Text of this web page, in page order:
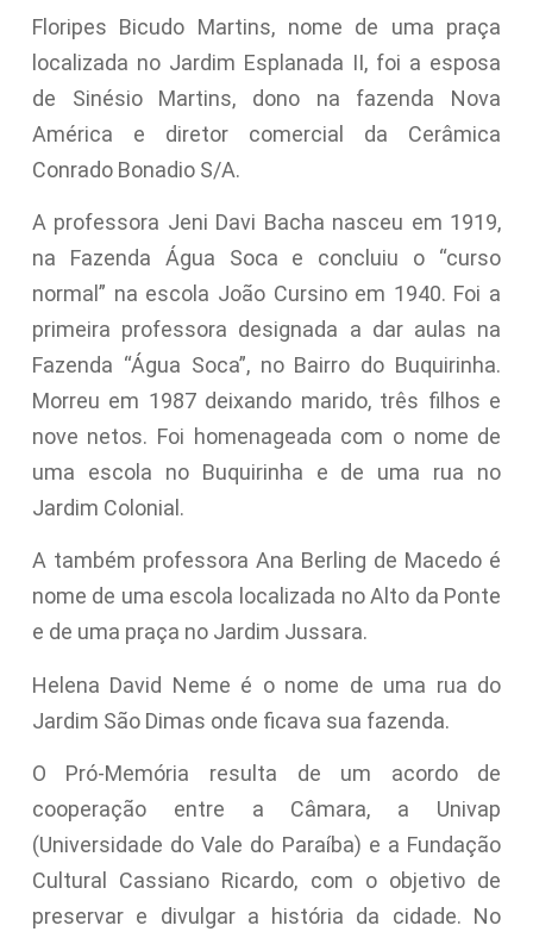
Floripes Bicudo Martins, nome de uma praça
localizada no Jardim Esplanada II, foi a esposa
de Sinésio Martins, dono na fazenda Nova
América e diretor comercial da Cerâmica
Conrado Bonadio S/A.
A professora Jeni Davi Bacha nasceu em 1919,
na Fazenda Água Soca e concluiu o “curso
normal” na escola João Cursino em 1940. Foi a
primeira professora designada a dar aulas na
Fazenda “Água Soca”, no Bairro do Buquirinha.
Morreu em 1987 deixando marido, três filhos e
nove netos. Foi homenageada com o nome de
uma escola no Buquirinha e de uma rua no
Jardim Colonial.
A também professora Ana Berling de Macedo é
nome de uma escola localizada no Alto da Ponte
e de uma praça no Jardim Jussara.
Helena David Neme é o nome de uma rua do
Jardim São Dimas onde ficava sua fazenda.
O Pró-Memória resulta de um acordo de
cooperação entre a Câmara, a Univap
(Universidade do Vale do Paraíba) e a Fundação
Cultural Cassiano Ricardo, com o objetivo de
preservar e divulgar a história da cidade. No